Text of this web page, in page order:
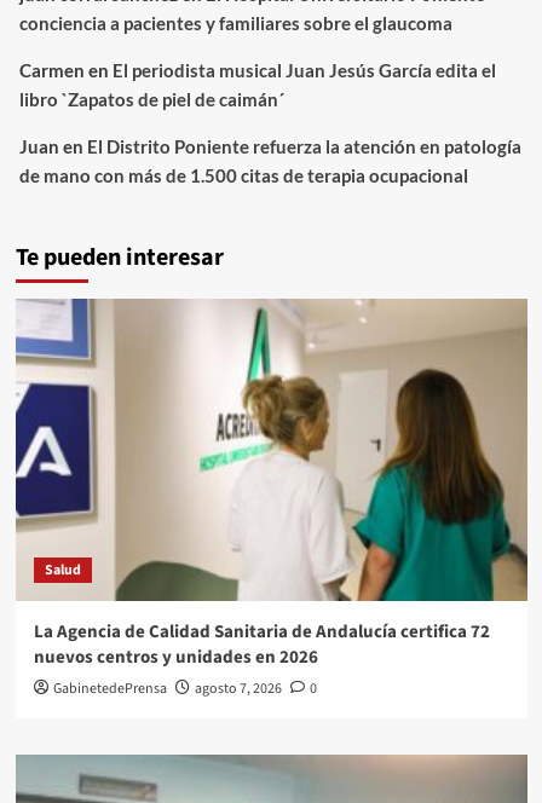
conciencia a pacientes y familiares sobre el glaucoma
Carmen en El periodista musical Juan Jesús García edita el
libro `Zapatos de piel de caimán´
Juan en El Distrito Poniente refuerza la atención en patología
de mano con más de 1.500 citas de terapia ocupacional
Te pueden interesar
Salud
La Agencia de Calidad Sanitaria de Andalucía certifica 72
nuevos centros y unidades en 2026
GabinetedePrensa agosto 7, 2026 0